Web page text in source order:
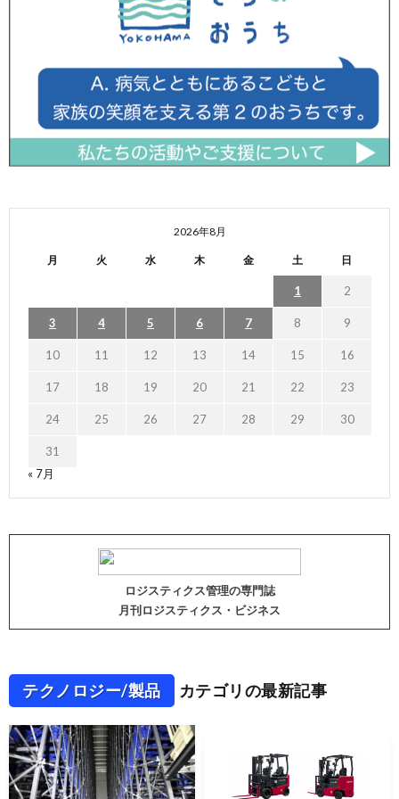
2026年8月
月 火 水 木 金 土 日
1 2
3 4 5 6 7 8 9
10 11 12 13 14 15 16
17 18 19 20 21 22 23
24 25 26 27 28 29 30
31
« 7月
ロジスティクス管理の専門誌
月刊ロジスティクス・ビジネス
テクノロジー/製品 カテゴリの最新記事